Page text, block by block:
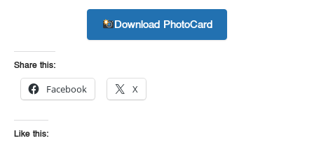
Download PhotoCard
Share this:
Facebook X
Like this: